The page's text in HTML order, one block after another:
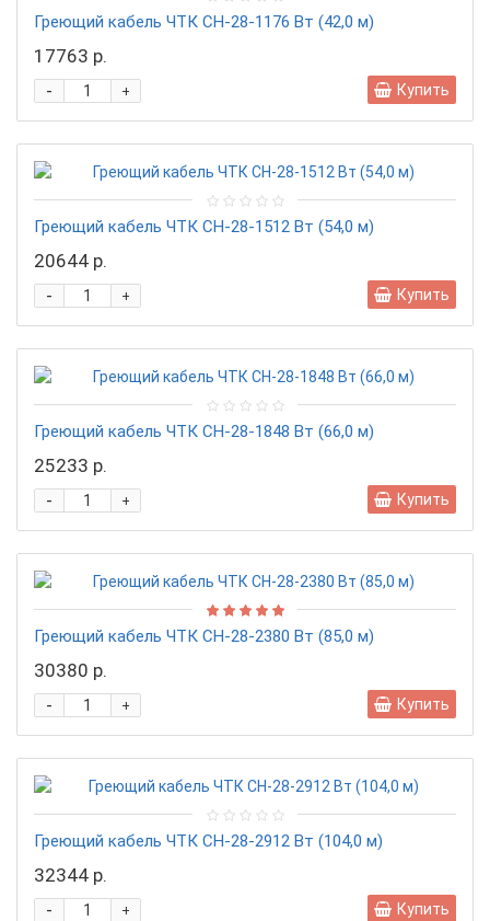
Греющий кабель ЧТК СН-28-1176 Вт (42,0 м)
17763 р.
+
- Купить
Греющий кабель ЧТК СН-28-1512 Вт (54,0 м)
20644 р.
+
- Купить
Греющий кабель ЧТК СН-28-1848 Вт (66,0 м)
25233 р.
+
- Купить
Греющий кабель ЧТК СН-28-2380 Вт (85,0 м)
30380 р.
+
- Купить
Греющий кабель ЧТК СН-28-2912 Вт (104,0 м)
32344 р.
+
- Купить